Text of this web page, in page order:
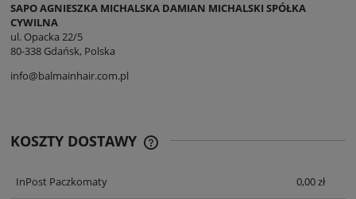
SAPO AGNIESZKA MICHALSKA DAMIAN MICHALSKI SPÓŁKA
CYWILNA
ul. Opacka 22/5
80-338 Gdańsk, Polska
info@balmainhair.com.pl
KOSZTY DOSTAWY
InPost Paczkomaty
0,00 zł